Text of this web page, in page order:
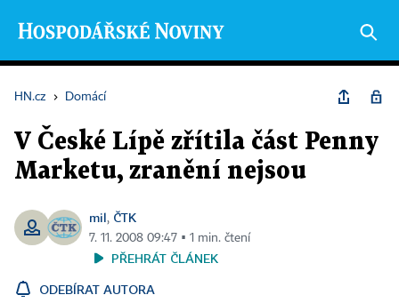
HN.cz › Domácí
V České Lípě zřítila část Penny
Marketu, zranění nejsou
mil, ČTK
7. 11. 2008 09:47 ▪ 1 min. čtení
PŘEHRÁT ČLÁNEK
ODEBÍRAT AUTORA